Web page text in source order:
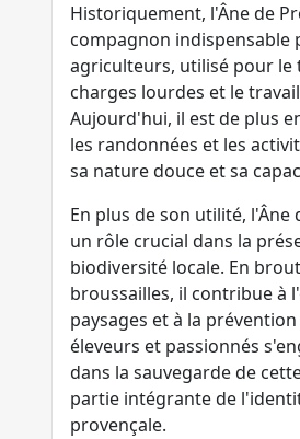
Historiquement, l'Âne de
compagnon indispensable
agriculteurs, utilisé pour
charges lourdes et le
Aujourd'hui, il est de plus
les randonnées et les
sa nature douce et sa
En plus de son utilité, l'Âne
un rôle crucial dans la
biodiversité locale. En
broussailles, il contribue à
paysages et à la
éleveurs et passionnés
dans la sauvegarde de
partie intégrante de
provençale.